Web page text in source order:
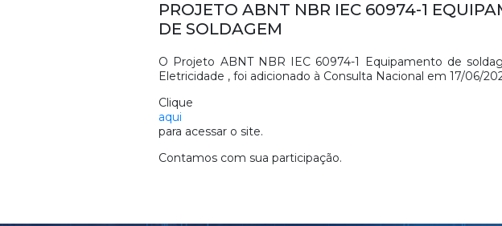
PROJETO ABNT NBR IEC 60974-1
DE SOLDAGEM
O Projeto ABNT NBR IEC 60974-1 Equipamento de
Eletricidade , foi adicionado à Consulta Nacional em 17/06/
Clique
aqui
para acessar o site.
Contamos com sua participação.